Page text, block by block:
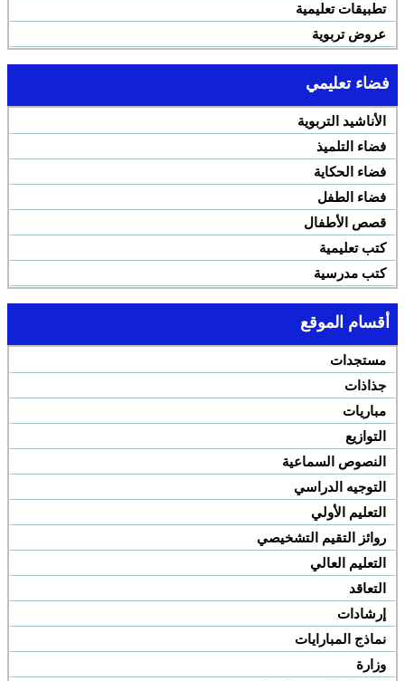
تطبيقات تعليمية
عروض تربوية
فضاء تعليمي
الأناشيد التربوية
فضاء التلميذ
فضاء الحكاية
فضاء الطفل
قصص الأطفال
كتب تعليمية
كتب مدرسية
أقسام الموقع
مستجدات
جذاذات
مباريات
التوازيع
النصوص السماعية
التوجيه الدراسي
التعليم الأولي
روائز التقيم التشخيصي
التعليم العالي
التعاقد
إرشادات
نماذج المبارايات
وزارة